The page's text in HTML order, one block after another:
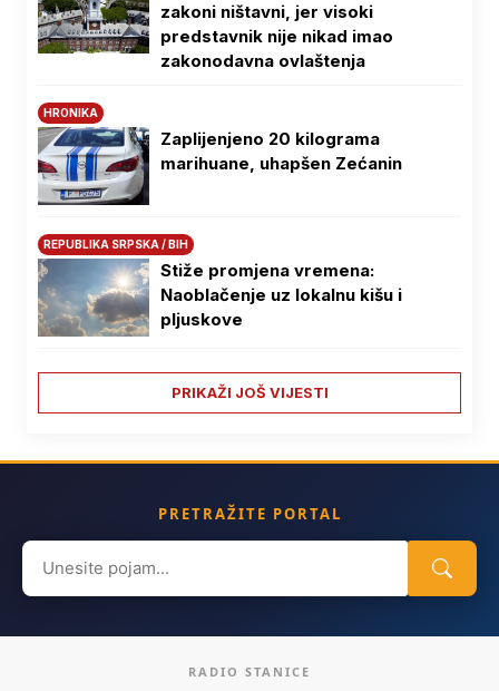
zakoni ništavni, jer visoki
predstavnik nije nikad imao
zakonodavna ovlaštenja
HRONIKA
Zaplijenjeno 20 kilograma
marihuane, uhapšen Zećanin
REPUBLIKA SRPSKA / BIH
Stiže promjena vremena:
Naoblačenje uz lokalnu kišu i
pljuskove
PRIKAŽI JOŠ VIJESTI
PRETRAŽITE PORTAL
Search
for:
RADIO STANICE